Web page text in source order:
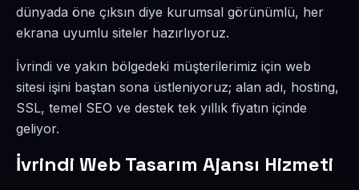
dünyada öne çıksın diye kurumsal görünümlü, her
ekrana uyumlu siteler hazırlıyoruz.
İvrindi ve yakın bölgedeki müşterilerimiz için web
sitesi işini baştan sona üstleniyoruz; alan adı, hosting,
SSL, temel SEO ve destek tek yıllık fiyatın içinde
geliyor.
İvrindi Web Tasarım Ajansı Hizmeti